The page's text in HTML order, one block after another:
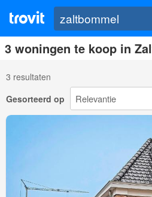
3 woningen te koop in
3 resultaten
Gesorteerd op